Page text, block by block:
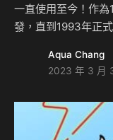
一直使用至今！作
發，直到1993年正
有哪些豐功偉業？
CELSIORS Youtube
https://reurl.cc/
Aqua Chang
2023 年 3 月